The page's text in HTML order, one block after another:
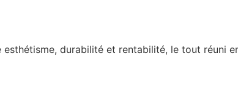
durabilité et rentabilité, le tout réuni